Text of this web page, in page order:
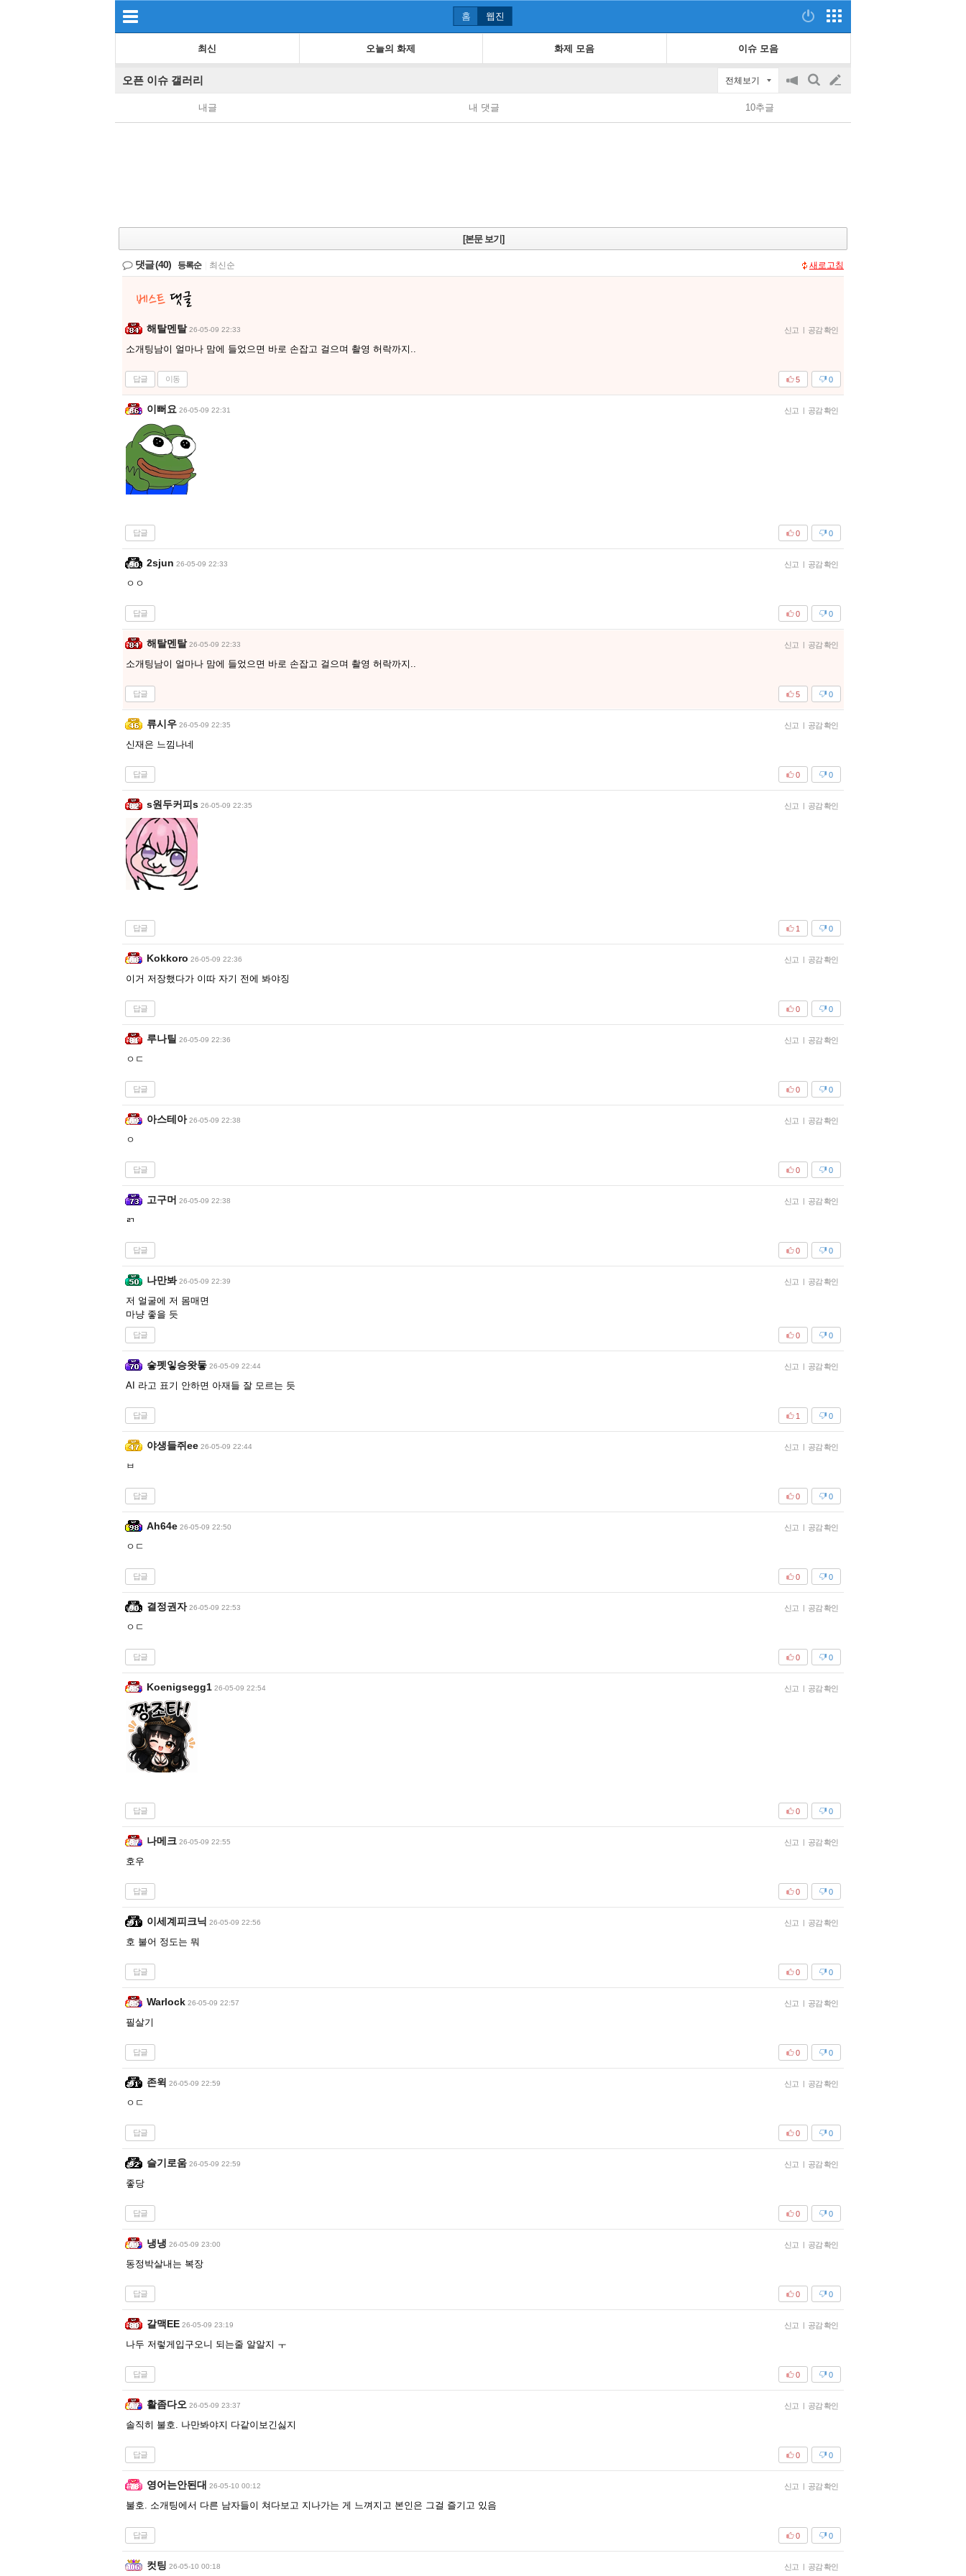
홈 웹진
최신 오늘의 화제 화제 모음 이슈 모음
오픈 이슈 갤러리 전체보기
공
on/off
검
글
쓰
내글 내 댓글 10추글
[본문 보기]
댓글(40) 등록순 최신순 새로고침
해탈멘탈 26-05-09 22:33 신고 | 공감 확인
소개팅남이 얼마나 맘에 들었으면 바로 손잡고 걸으며 촬영 허락까지..
답글 이동 0
5
이뻐요 26-05-09 22:31 신고 | 공감 확인
답글 0
0
2sjun 26-05-09 22:33 신고 | 공감 확인
ㅇㅇ
답글 0
0
해탈멘탈 26-05-09 22:33 신고 | 공감 확인
소개팅남이 얼마나 맘에 들었으면 바로 손잡고 걸으며 촬영 허락까지..
답글 0
5
류시우 26-05-09 22:35 신고 | 공감 확인
신재은 느낌나네
답글 0
0
s원두커피s 26-05-09 22:35 신고 | 공감 확인
답글 0
1
Kokkoro 26-05-09 22:36 신고 | 공감 확인
이거 저장했다가 이따 자기 전에 봐야징
답글 0
0
루나틸 26-05-09 22:36 신고 | 공감 확인
ㅇㄷ
답글 0
0
아스테아 26-05-09 22:38 신고 | 공감 확인
ㅇ
답글 0
0
고구머 26-05-09 22:38 신고 | 공감 확인
ㄺ
답글 0
0
나만봐 26-05-09 22:39 신고 | 공감 확인
저 얼굴에 저 몸매면
마냥 좋을 듯
답글 0
0
슿펫잏승왓듷 26-05-09 22:44 신고 | 공감 확인
AI 라고 표기 안하면 아재들 잘 모르는 듯
답글 0
1
야생들쥐ee 26-05-09 22:44 신고 | 공감 확인
ㅂ
답글 0
0
Ah64e 26-05-09 22:50 신고 | 공감 확인
ㅇㄷ
답글 0
0
결정권자 26-05-09 22:53 신고 | 공감 확인
ㅇㄷ
답글 0
0
Koenigsegg1 26-05-09 22:54 신고 | 공감 확인
답글 0
0
나메크 26-05-09 22:55 신고 | 공감 확인
호우
답글 0
0
이세계피크닉 26-05-09 22:56 신고 | 공감 확인
호 불어 정도는 뭐
답글 0
0
Warlock 26-05-09 22:57 신고 | 공감 확인
필살기
답글 0
0
존윅 26-05-09 22:59 신고 | 공감 확인
ㅇㄷ
답글 0
0
슬기로움 26-05-09 22:59 신고 | 공감 확인
좋당
답글 0
0
냉냉 26-05-09 23:00 신고 | 공감 확인
동정박살내는 복장
답글 0
0
갈맥EE 26-05-09 23:19 신고 | 공감 확인
나두 저렇게입구오니 되는줄 알알지 ㅜ
답글 0
0
활좀다오 26-05-09 23:37 신고 | 공감 확인
솔직히 불호. 나만봐야지 다같이보긴싫지
답글 0
0
영어는안된대 26-05-10 00:12 신고 | 공감 확인
불호. 소개팅에서 다른 남자들이 쳐다보고 지나가는 게 느껴지고 본인은 그걸 즐기고 있음
답글 0
0
컷팅 26-05-10 00:18 신고 | 공감 확인